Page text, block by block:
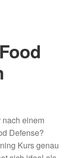
einem
Defense?
Kurs genau